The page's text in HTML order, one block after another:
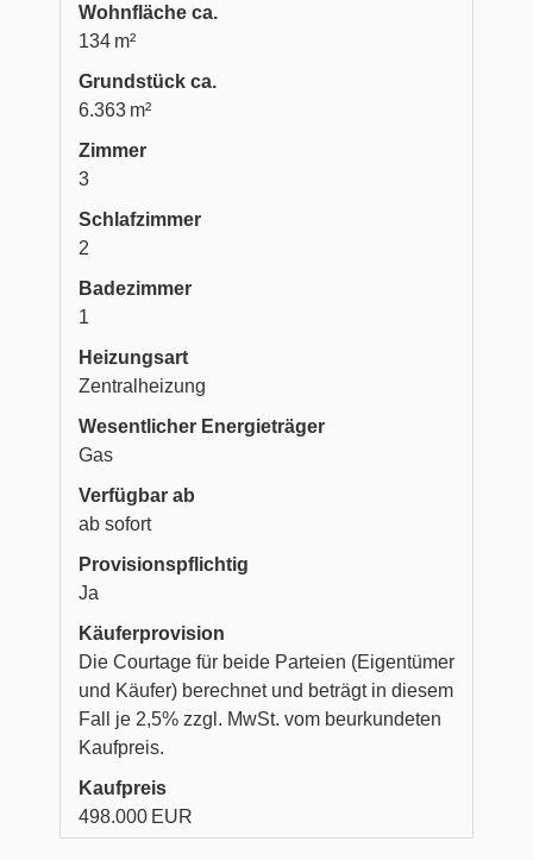
Wohnfläche ca.
134 m²
Grund­stück ca.
6.363 m²
Zimmer
3
Schlafzimmer
2
Badezimmer
1
Heizungsart
Zentralheizung
Wesentlicher Energieträger
Gas
Verfügbar ab
ab sofort
Provisionspflichtig
Ja
Käufer­provision
Die Courtage für beide Parteien (Eigentümer
und Käufer) berechnet und beträgt in diesem
Fall je 2,5% zzgl. MwSt. vom beurkundeten
Kaufpreis.
Kaufpreis
498.000 EUR